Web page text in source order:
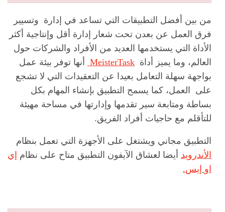
من بين أفضل التطبيقات التي تساعد في إدارة وتسيير
فرق العمل عن بعدن تحت شعار إدارة أقل وإنتاجية أكثر
الأداة التي يستخدمها العديد من الأفراد والشركات حول
العالم، وما يميز أداة MeisterTask
أنها توفر بيئة عمل
بواجهة سهلة التعامل بعيدا عن التعقيدات التي لا تشجع
على العمل، كما يسمح التطبيق بإنشاء المهام بكل
بساطة ومتابعة سير تقدمها وإدارتها في مساحة مهيئة
للتأقلم مع حاجيات أفراد الفريق.
التطبيق مجاني ويشتغل على الأجهزة التي تعمل بنظام
الأندرويد أيضا لعشاق الآيفون التطبيق متاح على نظام إي
او إيس.